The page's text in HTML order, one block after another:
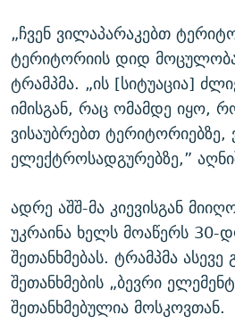
„ჩვენ ვილაპარაკებთ
ტერიტორიის დიდ
ტრამპმა. „ის [სიტუაცია]
იმისგან, რაც ომამდე იყო,
ვისაუბრებთ ტერიტორიებზე,
ელექტროსადგურებზე,”
ადრე აშშ-მა კიევისგან
უკრაინა ხელს მოაწერს 30-
შეთანხმებას. ტრამპმა
შეთანხმების „ბევრი
შეთანხმებულია მოსკოვთან.